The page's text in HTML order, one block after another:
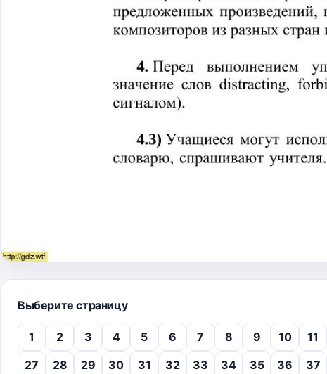
Выберите страницу
1 2 3 4 5 6 7 8 9 10 11
27
28 29 30 31 32 33 34 35 36 37